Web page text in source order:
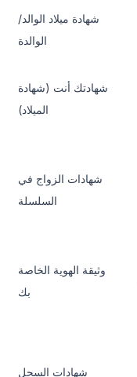
شهادة ميلاد الوالد/
الوالدة
شهادتك أنت (شهادة
الميلاد)
شهادات الزواج في
السلسلة
وثيقة الهوية الخاصة
بك
شهادات السجل